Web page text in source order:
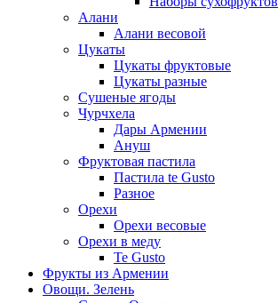
Алани
Алани весовой
Цукаты
Цукаты фруктовые
Цукаты разные
Сушеные ягоды
Чурчхела
Дары Армении
Ануш
Фруктовая пастила
Пастила te Gusto
Разное
Орехи
Орехи весовые
Орехи в меду
Te Gusto
Фрукты из Армении
Овощи. Зелень